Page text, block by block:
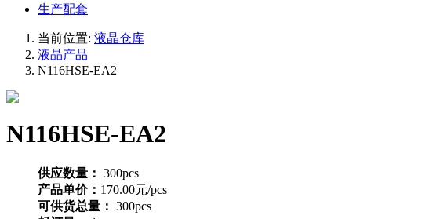
生产配套
当前位置: 液晶仓库
液晶产品
N116HSE-EA2
N116HSE-EA2
供应数量： 300pcs
产品单价： 170.00元/pcs
可供货总量： 300pcs